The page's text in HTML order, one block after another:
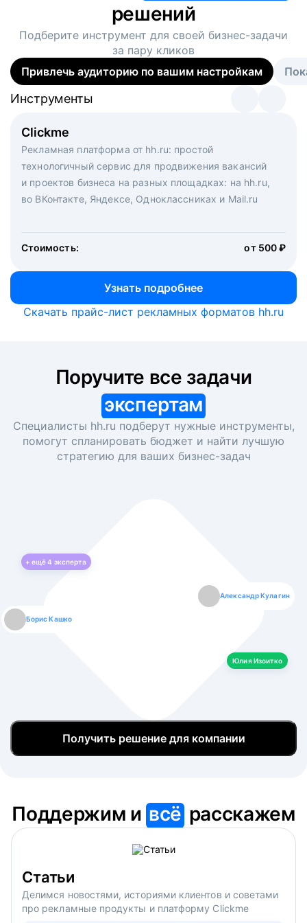
решений
Подберите инструмент для своей бизнес-задачи
за пару кликов
Привлечь аудиторию по вашим настройкам
Clickme
Рекламная платформа от hh.ru: простой
технологичный сервис для продвижения вакансий
и проектов бизнеса на разных площадках: на hh.ru,
во ВКонтакте, Яндексе, Одноклассниках и Mail.ru
Стоимость: от 500 ₽
Узнать подробнее
Инструменты
Вакансия дня
Рекламный формат для вакансий на главной странице
hh.ru. Увеличивает количество откликов
Инструменты
Массовый подбор под ключ. Решите, сколько
кандидатов и когда вам нужно, и за дело возьмутся
маркетологи, рекрутеры и проектные менеджеры
hh.ru с целым набором digital-инструментов
Инструменты
Скачать прайс-лист рекламных форматов hh.ru
экспертам
Специалисты hh.ru подберут нужные инструменты,
помогут спланировать бюджет и найти лучшую
стратегию для ваших бизнес-задач
+ ещё4 эксперта
Борис Кашко
Александр Кулагин
Юлия Изоитко
Юлия Изоитко
Даниил Макаров
Александр Кулагин
Екатерина Лазаренко
Даниил Макаров
Борис Кашко
Екатерина Лазаренко
Юлия Изоитко
Получить решение для компании
Поддержим ивсё расскажем
Статьи
Делимся новостями, историями клиентов и советами
про рекламные продукты и платформу Clickme